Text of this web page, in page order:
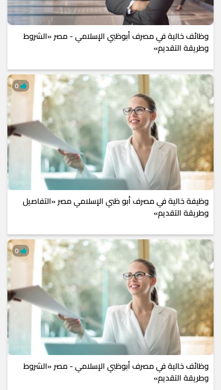
وظائف خالية في مصرف أبوظبي الإسلامي - مصر «الشروط
وطريقة التقديم»
وظيفة خالية في مصرف أبو ظبي الإسلامي مصر «التفاصيل
وطريقة التقديم»
وظائف خالية في مصرف أبوظبي الإسلامي - مصر «الشروط
وطريقة التقديم»